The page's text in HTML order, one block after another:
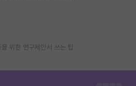
위한 연구제안서 쓰는 팁